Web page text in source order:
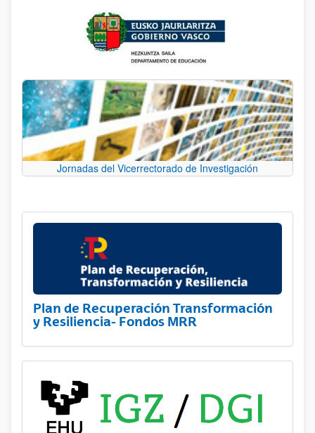
Jornadas del Vicerrectorado de Investigación
Plan de Recuperación Transformación
y Resiliencia- Fondos MRR